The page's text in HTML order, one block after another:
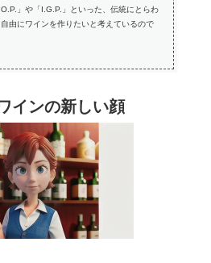
」や「I.G.P.」といった、伝統にとらわ
由にワインを作りたいと考えているので
インの新しい顔